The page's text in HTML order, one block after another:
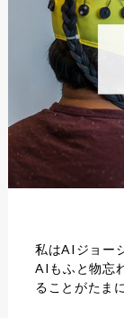
私はAIジョー
AIもふと物忘
ることがたま